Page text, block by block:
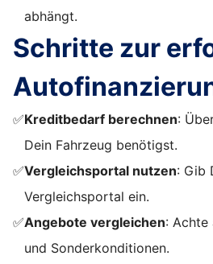
abhängt.
Schritte zur
✅Kreditbedarf berechnen:
Dein Fahrzeug benötigst.
✅Vergleichsportal nutzen: Gib
Vergleichsportal ein.
✅Angebote vergleichen: Achte
und Sonderkonditionen.